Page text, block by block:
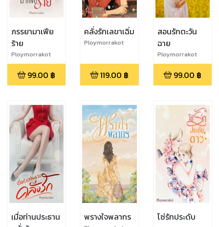
ภรรยามาเฟีย
ร้าย
Ploymorrakot
99.00 ฿
คลั่งรักเลขาเฉิ่ม
Ploymorrakot
119.00 ฿
สอนรักตะวัน
ฉาย
Ploymorrakot
99.00 ฿
เมื่อท่านประธาน
พรางใจพลากร
โซ่รักประดับ